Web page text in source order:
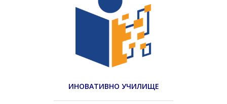
ИНОВАТИВНО УЧИЛИЩЕ